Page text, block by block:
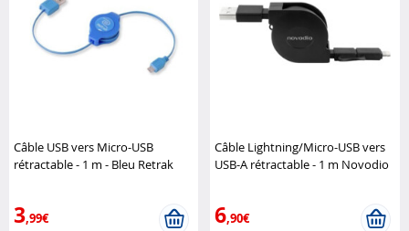
Câble USB vers Micro-USB
rétractable - 1 m - Bleu Retrak
3,99€
Câble Lightning/Micro-USB vers
USB-A rétractable - 1 m Novodio
6,90€